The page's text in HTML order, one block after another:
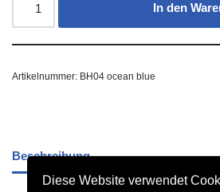
In den
Artikelnummer: BH04 ocean blue
Beschreibung
Diese Website verwendet